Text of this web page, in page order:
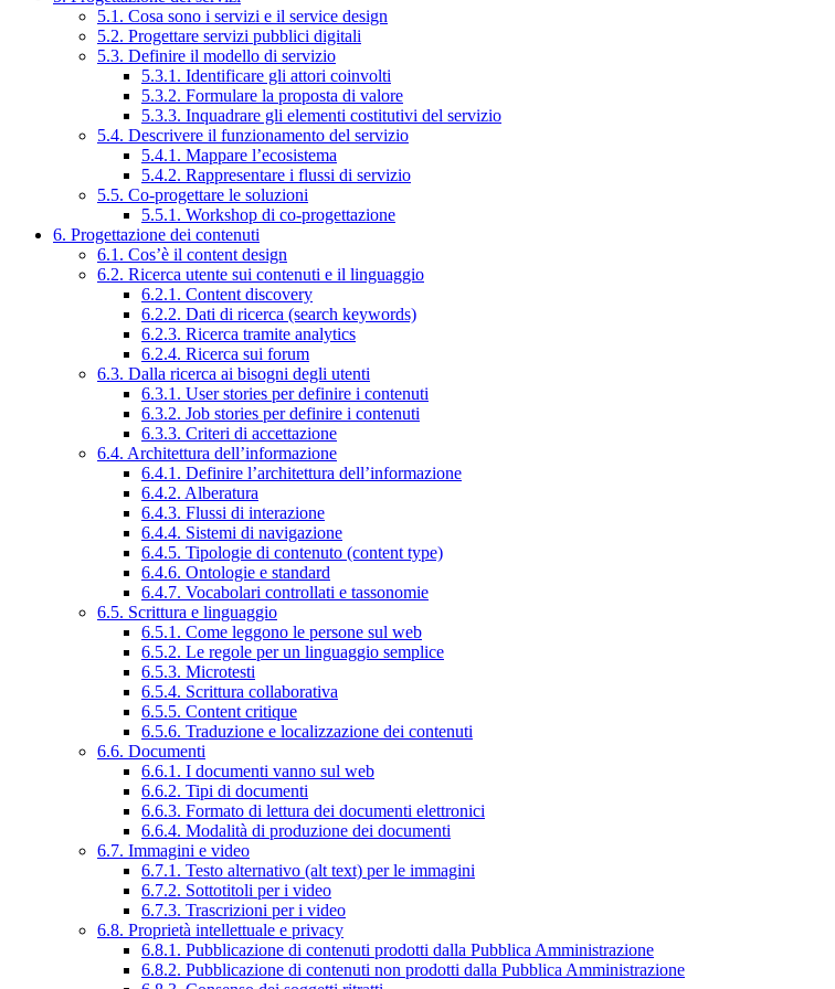
5.1. Cosa sono i servizi e il service design
5.2. Progettare servizi pubblici digitali
5.3. Definire il modello di servizio
5.3.1. Identificare gli attori coinvolti
5.3.2. Formulare la proposta di valore
5.3.3. Inquadrare gli elementi costitutivi del servizio
5.4. Descrivere il funzionamento del servizio
5.4.1. Mappare l’ecosistema
5.4.2. Rappresentare i flussi di servizio
5.5. Co-progettare le soluzioni
5.5.1. Workshop di co-progettazione
6. Progettazione dei contenuti
6.1. Cos’è il content design
6.2. Ricerca utente sui contenuti e il linguaggio
6.2.1. Content discovery
6.2.2. Dati di ricerca (search keywords)
6.2.3. Ricerca tramite analytics
6.2.4. Ricerca sui forum
6.3. Dalla ricerca ai bisogni degli utenti
6.3.1. User stories per definire i contenuti
6.3.2. Job stories per definire i contenuti
6.3.3. Criteri di accettazione
6.4. Architettura dell’informazione
6.4.1. Definire l’architettura dell’informazione
6.4.2. Alberatura
6.4.3. Flussi di interazione
6.4.4. Sistemi di navigazione
6.4.5. Tipologie di contenuto (content type)
6.4.6. Ontologie e standard
6.4.7. Vocabolari controllati e tassonomie
6.5. Scrittura e linguaggio
6.5.1. Come leggono le persone sul web
6.5.2. Le regole per un linguaggio semplice
6.5.3. Microtesti
6.5.4. Scrittura collaborativa
6.5.5. Content critique
6.5.6. Traduzione e localizzazione dei contenuti
6.6. Documenti
6.6.1. I documenti vanno sul web
6.6.2. Tipi di documenti
6.6.3. Formato di lettura dei documenti elettronici
6.6.4. Modalità di produzione dei documenti
6.7. Immagini e video
6.7.1. Testo alternativo (alt text) per le immagini
6.7.2. Sottotitoli per i video
6.7.3. Trascrizioni per i video
6.8. Proprietà intellettuale e privacy
6.8.1. Pubblicazione di contenuti prodotti dalla Pubblica Amministrazione
6.8.2. Pubblicazione di contenuti non prodotti dalla Pubblica Amministrazione